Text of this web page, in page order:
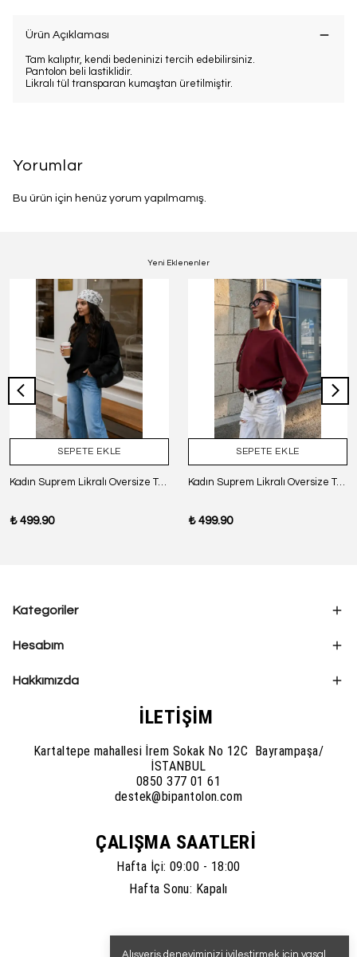
Alışveriş deneyiminizi iyileştirmek için yasal
Ürün Açıklaması
Tam kalıptır, kendi bedeninizi tercih edebilirsiniz.
Pantolon beli lastiklidir.
Likralı tül transparan kumaştan üretilmiştir.
Yorumlar
Bu ürün için henüz yorum yapılmamış.
Yeni Eklenenler
SEPETE EKLE
Kadın Suprem Likralı Oversize T-Shirt - SİYAH
₺ 499.90
SEPETE EKLE
Kadın Suprem Likralı Oversize T-Shirt - BORDO
₺ 499.90
Kategoriler
Hesabım
Hakkımızda
İLETİŞİM
Kartaltepe mahallesi İrem Sokak No 12C Bayrampaşa/
İSTANBUL
0850 377 01 61
destek@bipantolon.com
ÇALIŞMA SAATLERİ
Hafta İçi: 09:00 - 18:00
Hafta Sonu: Kapalı